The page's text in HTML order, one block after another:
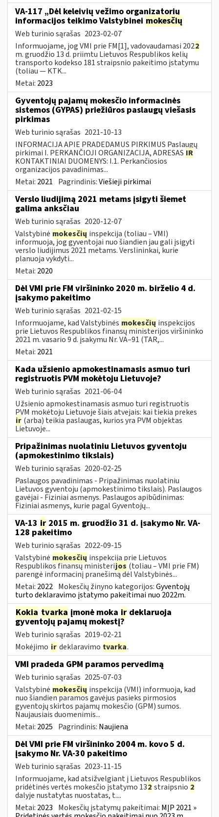
VA-117 „Dėl keleivių vežimo organizatorių
informacijos teikimo Valstybinei mokesčių
Web turinio sąrašas 2023-02-07
Informuojame, jog VMI prie FM[1], vadovaudamasi 2022
m. gruodžio 13 d. priimtu Lietuvos Respublikos kelių
transporto kodekso 181 straipsnio pakeitimo įstatymu
(toliau — KTK...
Metai: 2023
Gyventojų pajamų mokesčio informacinės
sistemos (GYPAS) priežiūros paslaugų viešasis
pirkimas
Web turinio sąrašas 2021-10-13
INFORMACIJA APIE PRADEDAMUS PIRKIMUS Paslaugų
pirkimai I. PERKANČIOJI ORGANIZACIJA, ADRESAS IR
KONTAKTINIAI DUOMENYS: I.1. Perkančiosios
organizacijos pavadinimas...
Metai: 2021 Pagrindinis:Viešieji pirkimai
Verslo liudijimą 2021 metams įsigyti šiemet
galima anksčiau
Web turinio sąrašas 2020-12-07
Valstybinė mokesčių inspekcija (toliau – VMI)
informuoja, jog gyventojai nuo šiandien jau gali įsigyti
verslo liudijimus 2021 metams. Verslininkai, kurie
planuoja vykdyti...
Metai: 2020
Dėl VMI prie FM viršininko 2020 m. birželio 4 d.
įsakymo pakeitimo
Web turinio sąrašas 2021-02-15
Informuojame, kad Valstybinės mokesčių inspekcijos
prie Lietuvos Respublikos finansų ministerijos viršininko
2021 m. vasario 9 d. įsakymu Nr. VA–91 (TAR,...
Metai: 2021
Kada užsienio apmokestinamasis asmuo turi
registruotis PVM mokėtoju Lietuvoje?
Web turinio sąrašas 2021-06-04
Užsienio apmokestinamasis asmuo turi registruotis
PVM mokėtoju Lietuvoje šiais atvejais: kai tiekia prekes
ir (arba) teikia paslaugas, kurios yra PVM objektas
Lietuvoje...
Pripažinimas nuolatiniu Lietuvos gyventoju
(apmokestinimo tikslais)
Web turinio sąrašas 2020-02-25
Paslaugos pavadinimas - Pripažinimas nuolatiniu
Lietuvos gyventoju (apmokestinimo tikslais). Paslaugos
gavėjai - Fiziniai asmenys. Paslaugos apibūdinimas:
Fiziniai asmenys, kurie pagal Gyventojų...
VA-13 ir 2015 m. gruodžio 31 d. įsakymo Nr. VA-
128 pakeitimo
Web turinio sąrašas 2022-09-15
Valstybinė mokesčių inspekcija prie Lietuvos
Respublikos finansų ministerijos (toliau – VMI prie FM)
parengė informacinį pranešimą dėl Valstybinės...
Metai: 2022 Mokesčių žinyno kategorijos:Gyventojų
turto deklaravimo įstatymo pakeitimai nuo 2022m.
Kokia tvarka įmonė moka ir deklaruoja
gyventojų pajamų mokestį?
Web turinio sąrašas 2019-02-21
Mokėjimo ir deklaravimo tvarka.
VMI pradeda GPM paramos pervedimą
Web turinio sąrašas 2025-07-03
Valstybinė mokesčių inspekcija (VMI) informuoja, kad
nuo šiandien paramos gavėjus pasieks pirmosios
gyventojų skirtos pajamų mokesčio (GPM) sumos.
Naujausiais duomenimis...
Metai: 2025 Pagrindinis: Naujiena
Dėl VMI prie FM viršininko 2004 m. kovo 5 d.
įsakymo Nr. VA-30 pakeitimo
Web turinio sąrašas 2023-11-15
Informuojame, kad atsižvelgiant į Lietuvos Respublikos
pridėtinės vertės mokesčio įstatymo 132 straipsnio 2
dalyje nustatytas nuostatas, t....
Metai: 2023 Mokesčių įstatymų pakeitimai: MĮP 2021 »